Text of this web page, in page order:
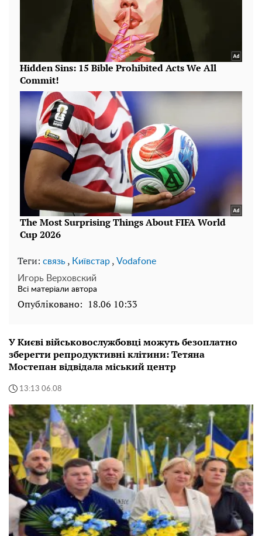
Теги: связь , Київстар , Vodafone
Игорь Верховский
Всі матеріали автора
Опубліковано: 18.06 10:33
У Києві військовослужбовці можуть безоплатно
зберегти репродуктивні клітини: Тетяна
Мостепан відвідала міський центр
13:13 06.08